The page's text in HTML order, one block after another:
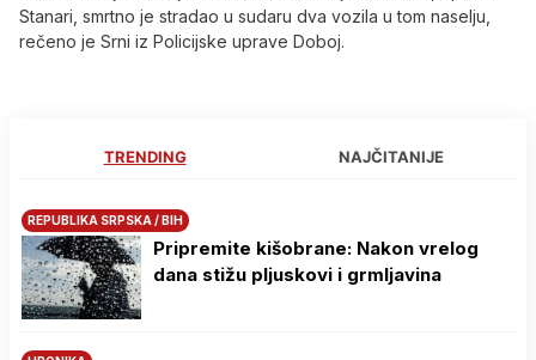
Stanari, smrtno je stradao u sudaru dva vozila u tom naselju,
rečeno je Srni iz Policijske uprave Doboj.
TRENDING NAJČITANIJE
REPUBLIKA SRPSKA / BIH
Pripremite kišobrane: Nakon vrelog
dana stižu pljuskovi i grmljavina